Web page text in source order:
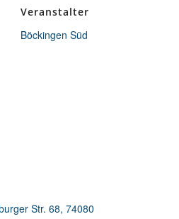
Str. 68, 74080
Veranstalter
Böckingen Süd